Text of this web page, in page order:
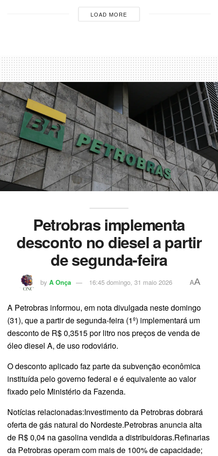
LOAD MORE
Petrobras implementa
desconto no diesel a partir
de segunda-feira
by A Onça 16:45 domingo, 31 maio 2026 AA
A Petrobras informou, em nota divulgada neste domingo
(31), que a partir de segunda-feira (1º) implementará um
desconto de R$ 0,3515 por litro nos preços de venda de
óleo diesel A, de uso rodoviário.
O desconto aplicado faz parte da subvenção econômica
instituída pelo governo federal e é equivalente ao valor
fixado pelo Ministério da Fazenda.
Notícias relacionadas:Investimento da Petrobras dobrará
oferta de gás natural do Nordeste.Petrobras anuncia alta
de R$ 0,04 na gasolina vendida a distribuidoras.Refinarias
da Petrobras operam com mais de 100% de capacidade;